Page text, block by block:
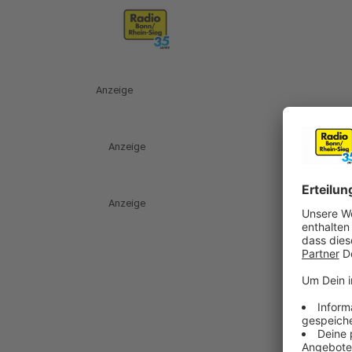
Anzeige
Anzeige
Anzeige